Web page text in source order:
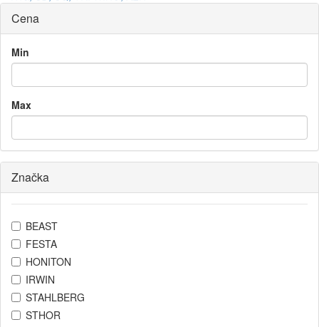
Cena
Min
Max
Značka
BEAST
FESTA
HONITON
IRWIN
STAHLBERG
STHOR